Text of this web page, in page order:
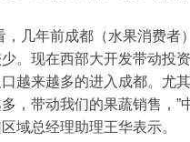
，几年前成都（水果消费者
少。现在西部大开发带动投
越来越多的进入成都。尤
，带动我们的果蔬销售，”
域总经理助理王华表示。